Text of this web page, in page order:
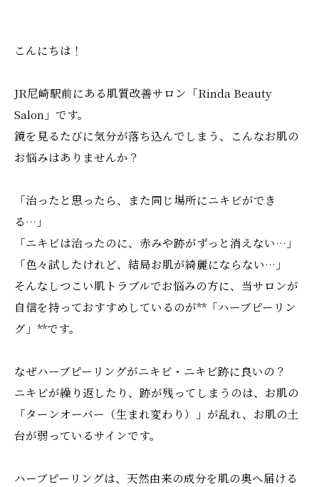
こんにちは！
JR尼崎駅前にある肌質改善サロン「Rinda Beauty
Salon」です。
鏡を見るたびに気分が落ち込んでしまう、こんなお肌の
お悩みはありませんか？
「治ったと思ったら、また同じ場所にニキビができ
る…」
「ニキビは治ったのに、赤みや跡がずっと消えない…」
「色々試したけれど、結局お肌が綺麗にならない…」
そんなしつこい肌トラブルでお悩みの方に、当サロンが
自信を持っておすすめしているのが**「ハーブピーリン
グ」**です。
なぜハーブピーリングがニキビ・ニキビ跡に良いの？
ニキビが繰り返したり、跡が残ってしまうのは、お肌の
「ターンオーバー（生まれ変わり）」が乱れ、お肌の土
台が弱っているサインです。
ハーブピーリングは、天然由来の成分を肌の奥へ届ける